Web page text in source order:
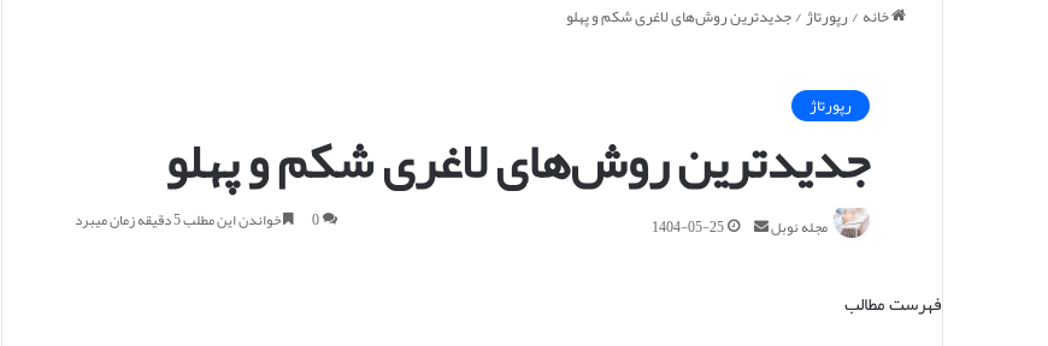
خانه/رپورتاژ/جدیدترین روش‌های لاغری شکم و پهلو
رپورتاژ
جدیدترین روش‌های لاغری شکم و پهلو
مجله نوبل 1404-05-25
0 خواندن این مطلب 5 دقیقه زمان میبرد
فهرست مطالب